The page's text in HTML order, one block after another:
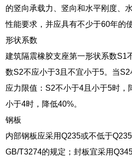
的竖向承载力、竖向和水平刚度、
性能要求，并应具有不少于60年的
形状系数
建筑隔震橡胶支座第一形状系数S1
数S2不应小于3且不宜小于5。当
应力限值：S2不小于4且小于5时，
小于4时，降低40%。
钢板
内部钢板应采用Q235或不低于
GB/T3274的规定；封板宜采用